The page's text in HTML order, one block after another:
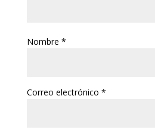
Nombre *
Correo electrónico *